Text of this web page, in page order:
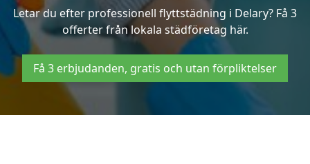
Letar du efter professionell flyttstädning i Delary? Få 3
offerter från lokala städföretag här.
Få 3 erbjudanden, gratis och utan förpliktelser